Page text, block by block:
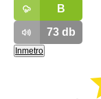
B
73db
Inmetro